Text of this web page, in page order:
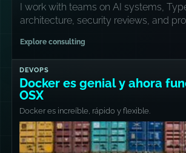
I work with teams on AI systems,
architecture, security reviews, and
Explore consulting
DEVOPS
Docker es genial y ahora
OSX
Docker es increíble, rápido y flexible.